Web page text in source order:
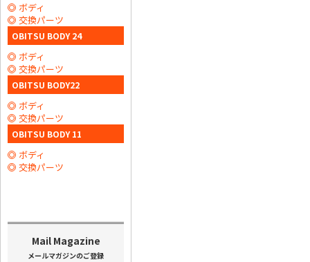
ボディ
交換パーツ
OBITSU BODY 24
ボディ
交換パーツ
OBITSU BODY22
ボディ
交換パーツ
OBITSU BODY 11
ボディ
交換パーツ